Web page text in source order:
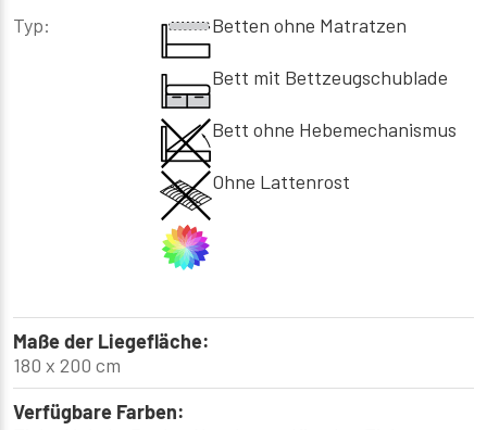
Typ: Betten ohne Matratzen
Bett mit Bettzeugschublade
Bett ohne Hebemechanismus
Ohne Lattenrost
Maße der Liegefläche:
180 x 200 cm
Verfügbare Farben: